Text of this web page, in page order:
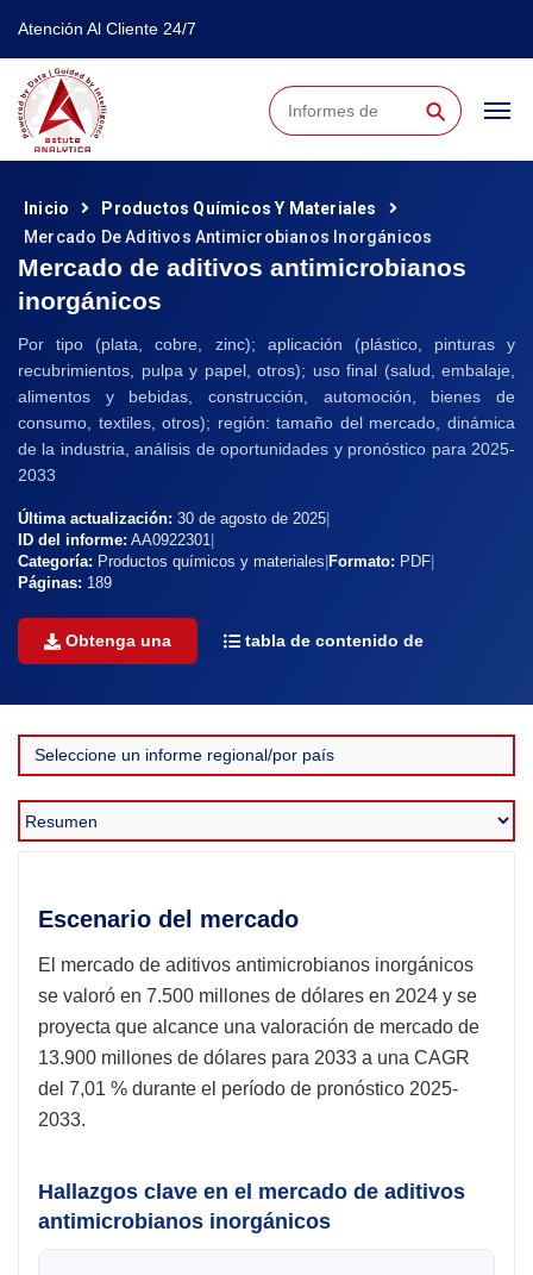
Atención Al Cliente 24/7
⚲
Inicio
Productos Químicos Y Materiales
Mercado De Aditivos Antimicrobianos Inorgánicos
Mercado de aditivos antimicrobianos
inorgánicos
Por tipo (plata, cobre, zinc); aplicación (plástico, pinturas y
recubrimientos, pulpa y papel, otros); uso final (salud, embalaje,
alimentos y bebidas, construcción, automoción, bienes de
consumo, textiles, otros); región: tamaño del mercado, dinámica
de la industria, análisis de oportunidades y pronóstico para 2025-
2033
Última actualización: 30 de agosto de 2025
ID del informe: AA0922301
Categoría: Productos químicos y materiales Formato: PDF
Páginas: 189
Obtenga una tabla de contenido de
Escenario del mercado
El mercado de aditivos antimicrobianos inorgánicos
se valoró en 7.500 millones de dólares en 2024 y se
proyecta que alcance una valoración de mercado de
13.900 millones de dólares para 2033 a una CAGR
del 7,01 % durante el período de pronóstico 2025-
2033.
Hallazgos clave en el mercado de aditivos
antimicrobianos inorgánicos